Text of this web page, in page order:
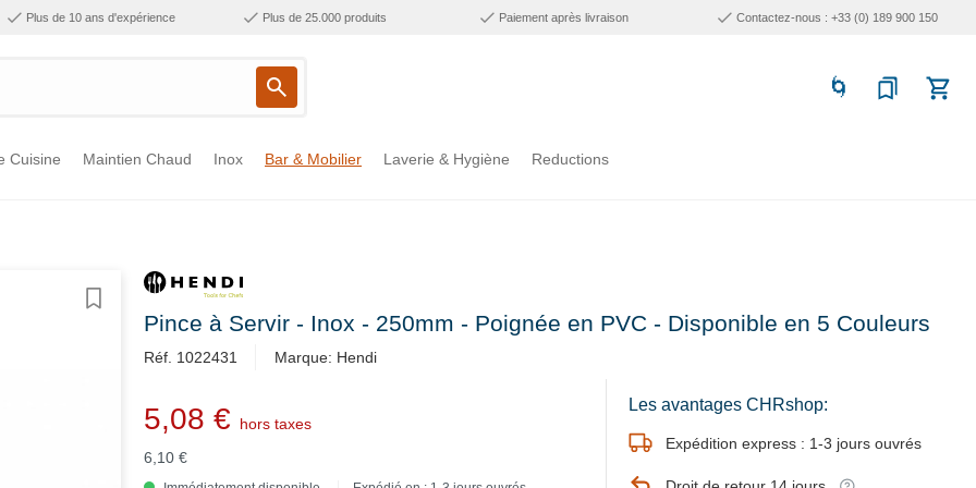
Plus de 10 ans d'expérience Plus de 25.000 produits Paiement après livraison Contactez-nous : +33 (0) 189 900 150
Cuisine Maintien Chaud Inox Bar & Mobilier Laverie & Hygiène Reductions
Pince à Servir - Inox - 250mm - Poignée en PVC - Disponible en 5 Couleurs
Réf. 1022431 Marque: Hendi
5,08 €
hors taxes
6,10 €
Les avantages CHRshop:
Expédition express : 1-3 jours ouvrés